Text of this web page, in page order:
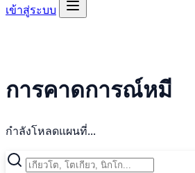
เข้าสู่ระบบ
การคาดการณ์หมี
กำลังโหลดแผนที่...